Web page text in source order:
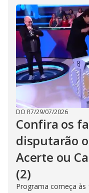
DO R7/29/07/2026
Confira os
disputarão
Acerte ou
(2)
Programa começa às